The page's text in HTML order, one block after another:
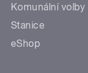
Komunální volby
Stanice
eShop